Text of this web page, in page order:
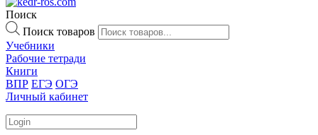
Поиск
Поиск товаров
Учебники
Рабочие тетради
Книги
ВПР ЕГЭ ОГЭ
Личный кабинет